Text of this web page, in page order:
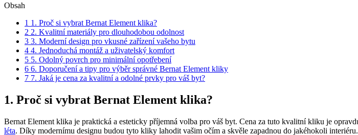
Obsah
1 1. Proč si ‍vybrat Bernat‌ Element klika?
2 2. Kvalitní materiály ⁢pro dlouhodobou odolnost
3 3. Moderní design pro vkusné zařízení vašeho bytu
4 4. Jednoduchá montáž a uživatelský komfort
5 5. Odolný povrch⁢ pro minimální opotřebení
6 6. Doporučení a tipy pro výběr správné Bernat Element kliky
7 7. Jaká je cena ⁢za kvalitní a odolné prvky pro váš byt?
1. Proč si ‍vybrat Bernat‌ Element klika?
Bernat Element klika je praktická⁣ a esteticky ‌příjemná volba‌ pro váš byt. Cena za tuto kvalitní kliku je
léta. Díky modernímu designu budou tyto kliky lahodit vašim očím a skvěle zapadnou‍ do jakéhokoli interiéru.